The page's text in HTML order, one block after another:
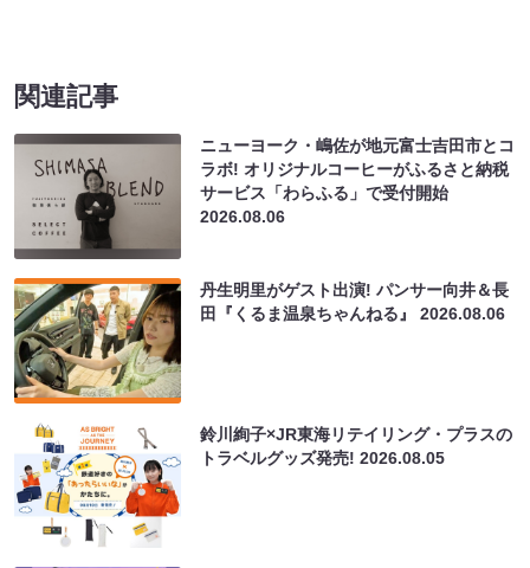
関連記事
ニューヨーク・嶋佐が地元富士吉田市とコ
ラボ! オリジナルコーヒーがふるさと納税
サービス「わらふる」で受付開始
2026.08.06
丹生明里がゲスト出演! パンサー向井＆長
田『くるま温泉ちゃんねる』2026.08.06
鈴川絢子×JR東海リテイリング・プラスの
トラベルグッズ発売!2026.08.05